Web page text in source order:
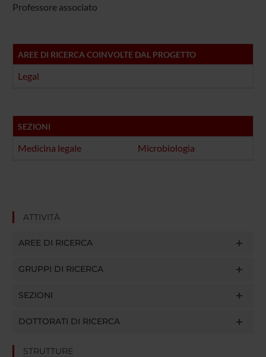
Professore associato
AREE DI RICERCA COINVOLTE DAL PROGETTO
Legal
SEZIONI
Medicina legale Microbiologia
ATTIVITÀ
AREE DI RICERCA
GRUPPI DI RICERCA
SEZIONI
DOTTORATI DI RICERCA
STRUTTURE